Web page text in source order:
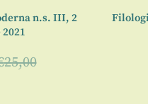
n.s. III, 2
25,00